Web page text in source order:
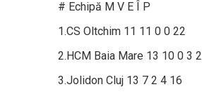
# Echipă M V E Î P
1.CS Oltchim 11 11 0 0 22
2.HCM Baia Mare 13 10 0 3
3.Jolidon Cluj 13 7 2 4 16